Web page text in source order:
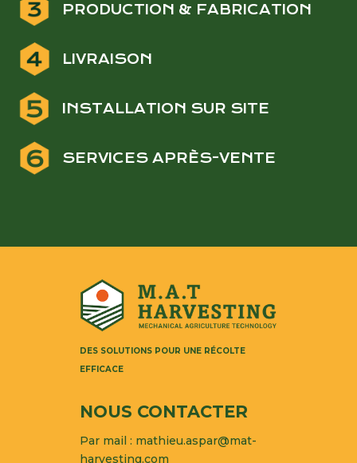
PRODUCTION & FABRICATION
LIVRAISON
INSTALLATION SUR SITE
SERVICES APRÈS-VENTE
DES SOLUTIONS POUR UNE RÉCOLTE
EFFICACE
NOUS CONTACTER
Par mail : mathieu.aspar@mat-
harvesting.com